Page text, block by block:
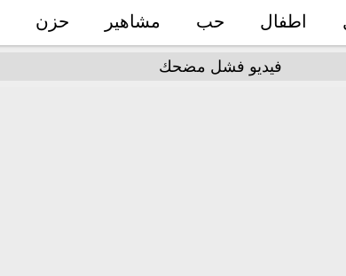
اطفال حب مشاهير حزن
فيديو فشل مضحك